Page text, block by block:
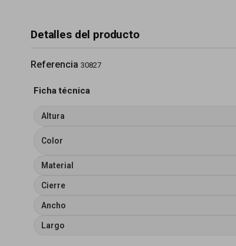
Detalles del producto
Referencia 30827
Ficha técnica
Altura
Color
Material
Cierre
Ancho
Largo